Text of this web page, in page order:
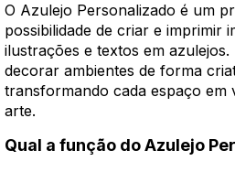
O Azulejo Personalizado é um
possibilidade de criar e imprimir
ilustrações e textos em
decorar ambientes de forma
transformando cada espaço em
arte.
Qual a função do Azulejo